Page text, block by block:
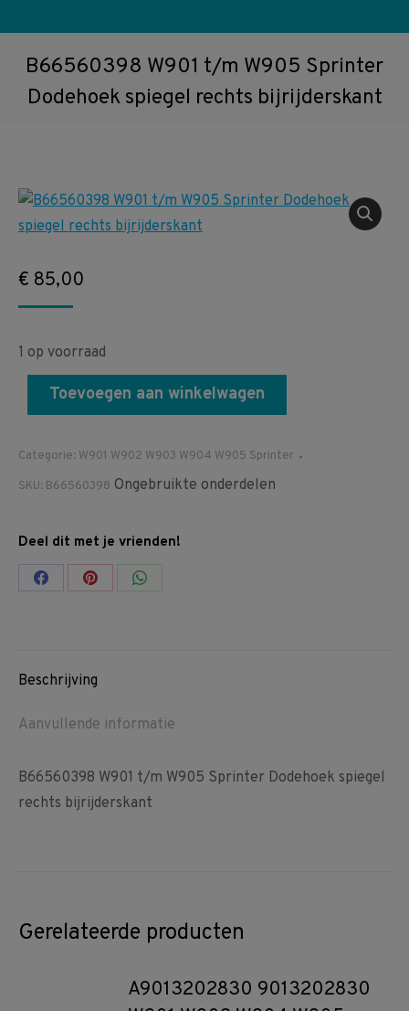
B66560398 W901 t/m W905 Sprinter
Dodehoek spiegel rechts bijrijderskant
€ 85,00
1 op voorraad
Toevoegen aan winkelwagen
Categorie: W901 W902 W903 W904 W905 Sprinter
SKU: B66560398 Ongebruikte onderdelen
Deel dit met je vrienden!
Share Share Share
Beschrijving
Aanvullende informatie
B66560398 W901 t/m W905 Sprinter Dodehoek spiegel
rechts bijrijderskant
Gerelateerde producten
A9013202830 9013202830